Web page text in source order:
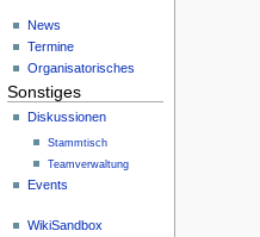
News
Termine
Organisatorisches
Sonstiges
Diskussionen
Stammtisch
Teamverwaltung
Events
WikiSandbox